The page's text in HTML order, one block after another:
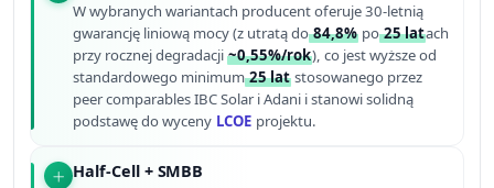
W wybranych wariantach producent oferuje 30-letnią
gwarancję liniową mocy (z utratą do84,8% po25 latach
przy rocznej degradacji~0,55%/rok), co jest wyższe od
standardowego minimum25 lat stosowanego przez
peer comparables IBC Solar i Adani i stanowi solidną
podstawę do wyceny LCOE projektu.
Half-Cell + SMBB